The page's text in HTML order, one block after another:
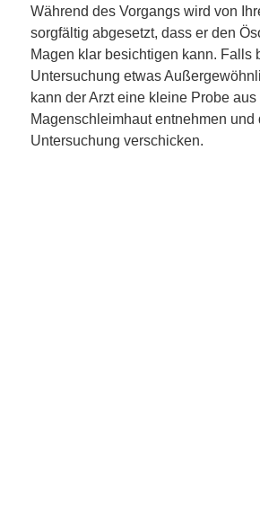
Während des Vorgangs wird von
sorgfältig abgesetzt, dass er den
Magen klar besichtigen kann. Falls
Untersuchung etwas
kann der Arzt eine kleine Probe aus
Magenschleimhaut entnehmen
Untersuchung verschicken.